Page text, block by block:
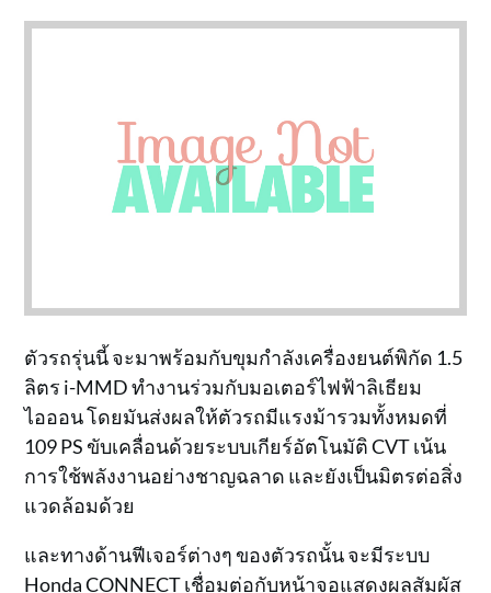
ตัวรถรุ่นนี้ จะมาพร้อมกับขุมกำลังเครื่องยนต์พิกัด 1.5
ลิตร i-MMD ทำงานร่วมกับมอเตอร์ไฟฟ้าลิเธียม
ไอออน โดยมันส่งผลให้ตัวรถมีแรงม้ารวมทั้งหมดที่
109 PS ขับเคลื่อนด้วยระบบเกียร์อัตโนมัติ CVT เน้น
การใช้พลังงานอย่างชาญฉลาด และยังเป็นมิตรต่อสิ่ง
แวดล้อมด้วย
และทางด้านฟีเจอร์ต่างๆ ของตัวรถนั้น จะมีระบบ
Honda CONNECT เชื่อมต่อกับหน้าจอแสดงผลสัมผัส